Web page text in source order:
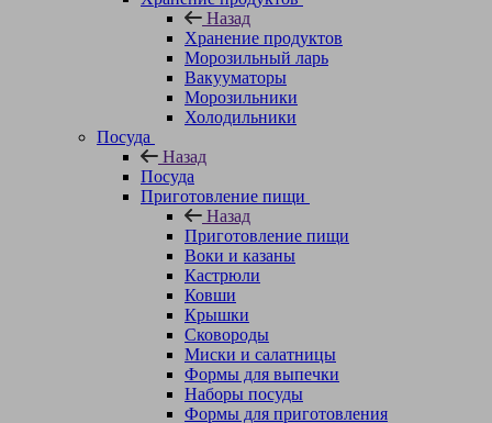
Назад
Хранение продуктов
Морозильный ларь
Вакууматоры
Морозильники
Холодильники
Посуда
Назад
Посуда
Приготовление пищи
Назад
Приготовление пищи
Воки и казаны
Кастрюли
Ковши
Крышки
Сковороды
Миски и салатницы
Формы для выпечки
Наборы посуды
Формы для приготовления